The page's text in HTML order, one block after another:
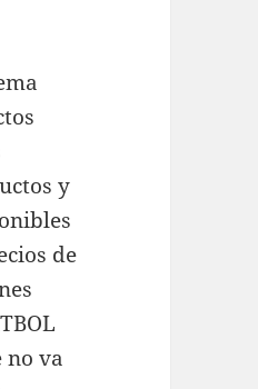
y
de
no va